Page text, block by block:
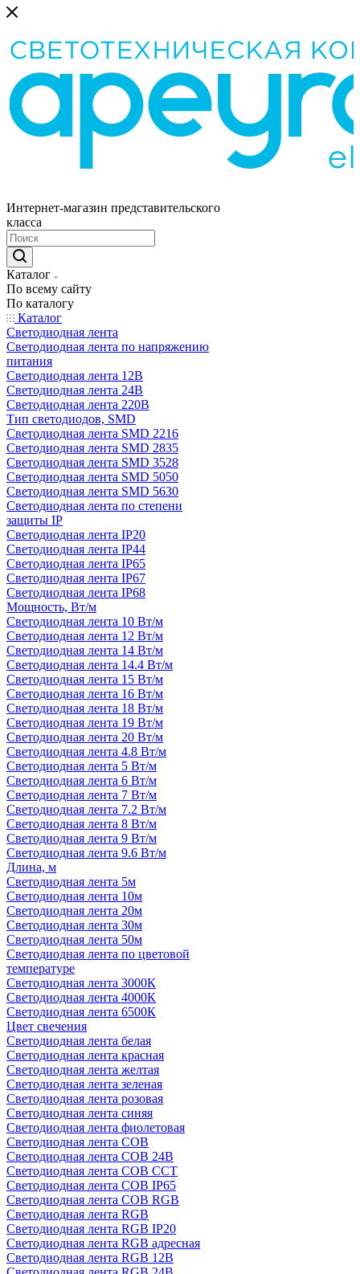
Интернет-магазин представительского
класса
Каталог
По всему сайту
По каталогу
Каталог
Светодиодная лента
Светодиодная лента по напряжению
питания
Светодиодная лента 12В
Светодиодная лента 24В
Светодиодная лента 220В
Тип светодиодов, SMD
Cветодиодная лента SMD 2216
Светодиодная лента SMD 2835
Светодиодная лента SMD 3528
Светодиодная лента SMD 5050
Светодиодная лента SMD 5630
Светодиодная лента по степени
защиты IP
Светодиодная лента IP20
Светодиодная лента IP44
Светодиодная лента IP65
Светодиодная лента IP67
Светодиодная лента IP68
Мощность, Вт/м
Светодиодная лента 10 Вт/м
Светодиодная лента 12 Вт/м
Светодиодная лента 14 Вт/м
Светодиодная лента 14.4 Вт/м
Светодиодная лента 15 Вт/м
Светодиодная лента 16 Вт/м
Светодиодная лента 18 Вт/м
Светодиодная лента 19 Вт/м
Светодиодная лента 20 Вт/м
Светодиодная лента 4.8 Вт/м
Светодиодная лента 5 Вт/м
Светодиодная лента 6 Вт/м
Светодиодная лента 7 Вт/м
Светодиодная лента 7.2 Вт/м
Светодиодная лента 8 Вт/м
Светодиодная лента 9 Вт/м
Светодиодная лента 9.6 Вт/м
Длина, м
Светодиодная лента 5м
Светодиодная лента 10м
Светодиодная лента 20м
Светодиодная лента 30м
Светодиодная лента 50м
Светодиодная лента по цветовой
температуре
Светодиодная лента 3000К
Светодиодная лента 4000К
Светодиодная лента 6500К
Цвет свечения
Светодиодная лента белая
Светодиодная лента красная
Светодиодная лента желтая
Светодиодная лента зеленая
Светодиодная лента розовая
Светодиодная лента синяя
Светодиодная лента фиолетовая
Светодиодная лента COB
Светодиодная лента COB 24В
Светодиодная лента COB CCT
Светодиодная лента COB IP65
Светодиодная лента COB RGB
Светодиодная лента RGB
Светодиодная лента RGB IP20
Светодиодная лента RGB адресная
Светодиодная лента RGB 12В